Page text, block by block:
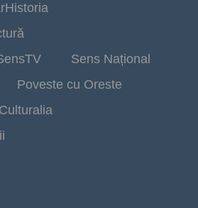
Sens Național
Poveste cu Oreste
Culturalia